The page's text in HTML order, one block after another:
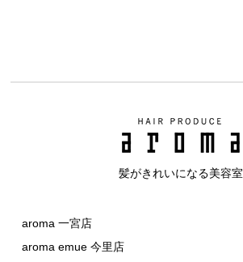
髪がきれいになる美容室
aroma 一宮店
aroma emue 今里店